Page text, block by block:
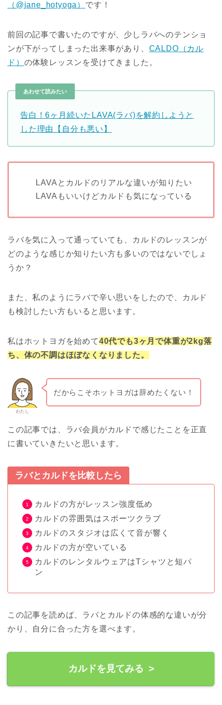
（@jane_hotyoga） です！
前回の記事で書いたのですが、少しラバへのテンショ
ンが下がってしまった出来事があり、 CALDO（カル
ド） の体験レッスンを受けてきました。
あわせて読みたい
告白！6ヶ月続いたLAVA(ラバ)を解約しようと
した理由【自分も悪い】
LAVAとカルドのリアルな違いが知りたい
LAVAもいいけどカルドも気になっている
ラバを気に入って通っていても、カルドのレッスンが
どのような感じか知りたい方も多いのではないでしょ
うか？
また、私のようにラバで辛い思いをしたので、カルド
も検討したい方もいると思います。
私はホットヨガを始めて40代でも3ヶ月で体重が2kg落
ち、体の不調はほぼなくなりました。
わたし
だからこそホットヨガは辞めたくない！
この記事では、ラバ会員がカルドで感じたことを正直
に書いていきたいと思います。
ラバとカルドを比較したら
カルドの方がレッスン強度低め
カルドの雰囲気はスポーツクラブ
カルドのスタジオは広くて音が響く
カルドの方が空いている
カルドのレンタルウェアはTシャツと短パ
ン
この記事を読めば、ラバとカルドの体感的な違いが分
かり、自分に合った方を選べます。
カルドを見てみる >